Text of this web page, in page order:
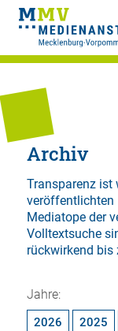
Archiv
Transparenz ist
veröffentlichten
Mediatope der
Volltextsuche
rückwirkend
Jahre:
2026 2025